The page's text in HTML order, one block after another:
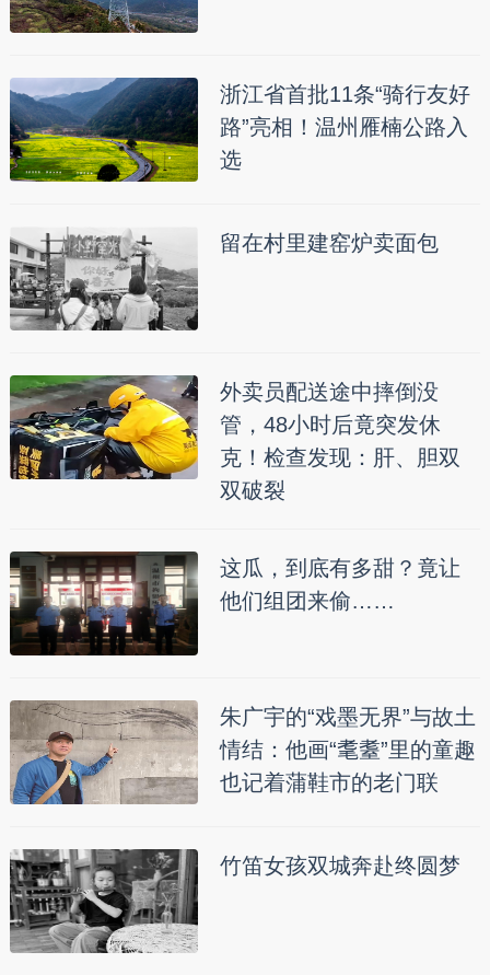
浙江省首批11条“骑行友好
路”亮相！温州雁楠公路入
选
留在村里建窑炉卖面包
外卖员配送途中摔倒没
管，48小时后竟突发休
克！检查发现：肝、胆双
双破裂
这瓜，到底有多甜？竟让
他们组团来偷……
朱广宇的“戏墨无界”与故土
情结：他画“耄耋”里的童趣
也记着蒲鞋市的老门联
竹笛女孩双城奔赴终圆梦